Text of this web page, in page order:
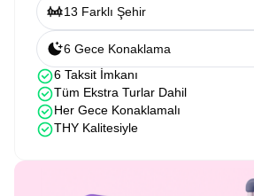
13 Farklı Şehir
6 Gece Konaklama
6 Taksit İmkanı
Tüm Ekstra Turlar Dahil
Her Gece Konaklamalı
THY Kalitesiyle